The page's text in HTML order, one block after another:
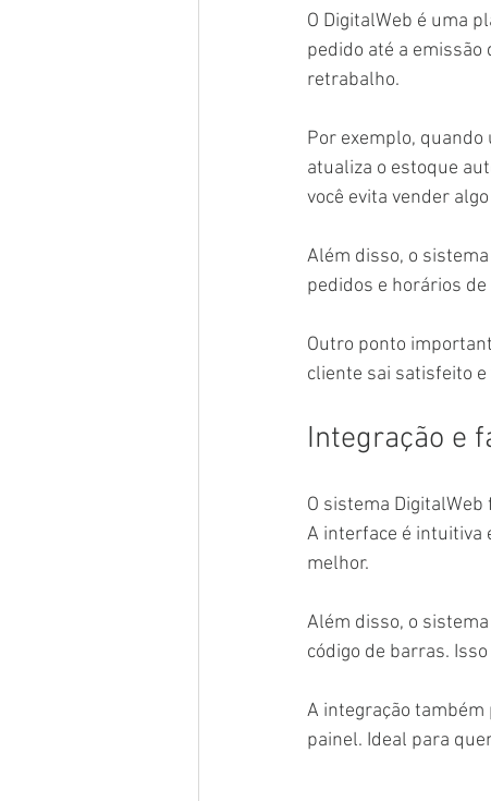
O DigitalWeb é uma
pedido até a emissão
retrabalho.
Por exemplo, quando
atualiza o estoque
você evita vender
Além disso, o
pedidos e horários
Outro ponto
cliente sai satisfeito e
Integração e
O sistema
A interface é intuitiva
melhor.
Além disso, o
código de barras.
A integração também
painel. Ideal para